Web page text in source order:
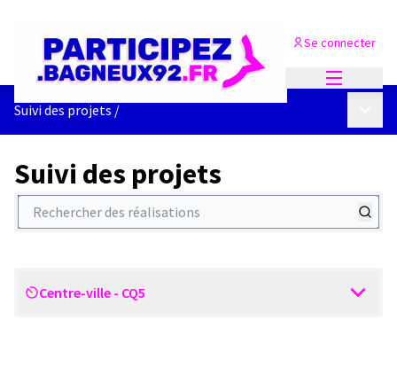
Se connecter
Suivi des projets /
Suivi des projets
Rechercher des réalisations
Scope
Centre-ville - CQ5